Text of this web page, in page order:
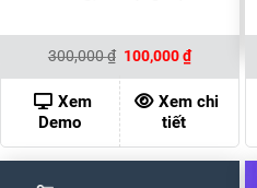
300,000₫ Giá
là:
300,000 ₫.
100,000₫Giá
hiện
tại
là:
100,000 ₫.
Xem
Demo
Xem chi
tiết